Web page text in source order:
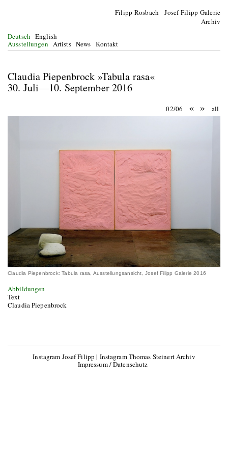
Filipp Rosbach Josef Filipp Galerie
Archiv
Deutsch English
Ausstellungen Artists News Kontakt
Claudia Piepenbrock »Tabula rasa«
30. Juli—10. September 2016
02/06 « » all
Claudia Piepenbrock: Tabula rasa, Ausstellungsansicht, Josef Filipp Galerie 2016
Abbildungen
Text
Claudia Piepenbrock
Instagram Josef Filipp | Instagram Thomas Steinert Archiv
Impressum / Datenschutz